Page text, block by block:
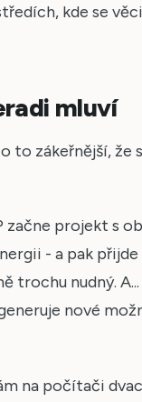
kde se
mluví
to zákeřnější, že
začne projekt s
- a pak
trochu nudný.
nové
na počítači